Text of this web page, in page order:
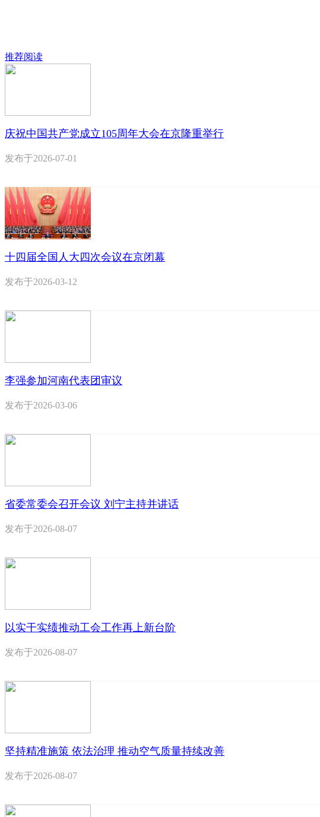
推荐阅读
庆祝中国共产党成立105周年大会在京隆重举行
发布于2026-07-01
十四届全国人大四次会议在京闭幕
发布于2026-03-12
李强参加河南代表团审议
发布于2026-03-06
省委常委会召开会议 刘宁主持并讲话
发布于2026-08-07
以实干实绩推动工会工作再上新台阶
发布于2026-08-07
坚持精准施策 依法治理 推动空气质量持续改善
发布于2026-08-07